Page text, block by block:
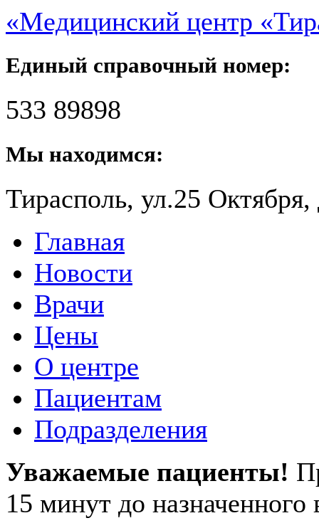
«Медицинский центр
Единый справочный номер:
533 89898
Мы находимся:
Тирасполь, ул.25 Октября,
Главная
Новости
Врачи
Цены
О центре
Пациентам
Подразделения
Уважаемые пациенты!
15 минут до